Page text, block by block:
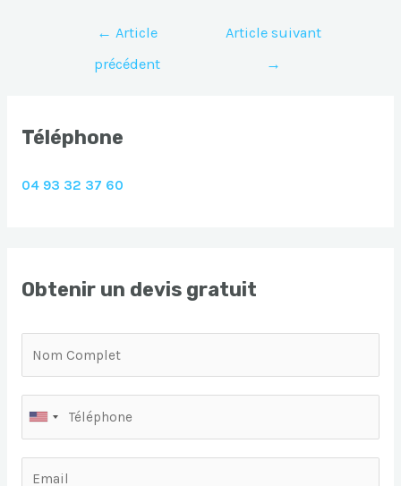
Navigation
l’article
← Article
précédent
Article suivant
→
Téléphone
04 93 32 37 60
Obtenir un devis gratuit